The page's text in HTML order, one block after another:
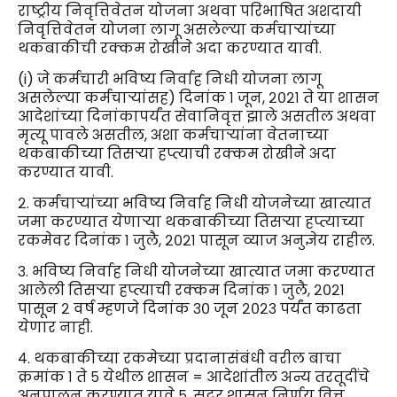
राष्ट्रीय निवृत्तिवेतन योजना अथवा परिभाषित अशदायी
निवृत्तिवेतन योजना लागू असलेल्या कर्मचाऱ्यांच्या
थकबाकीची रक्कम रोखीने अदा करण्यात यावी.
(i) जे कर्मचारी भविष्य निर्वाह निधी योजना लागू
असलेल्या कर्मचाऱ्यांसह) दिनांक १ जून, २०२१ ते या शासन
आदेशांच्या दिनांकापर्यंत सेवानिवृत्त झाले असतील अथवा
मृत्यू पावले असतील, अशा कर्मचाऱ्यांना वेतनाच्या
थकबाकीच्या तिसऱ्या हप्त्याची रक्कम रोखीने अदा
करण्यात यावी.
२. कर्मचाऱ्यांच्या भविष्य निर्वाह निधी योजनेच्या खात्यात
जमा करण्यात येणाऱ्या थकबाकीच्यातिसऱ्या हप्त्याच्या
रकमेवर दिनांक १ जुलै, २०२१ पासून व्याज अनुज्ञेय राहील.
३. भविष्य निर्वाह निधी योजनेच्या खात्यात जमा करण्यात
आलेली तिसऱ्या हप्त्याची रक्कम दिनांक १ जुलै, २०२१
पासून २ वर्ष म्हणजे दिनांक ३० जून २०२३ पर्यंत काढता
येणार नाही.
४. थकबाकीच्या रकमेच्या प्रदानासंबंधी वरील बाचा
क्रमांक १ ते ५ येथील शासन = आदेशांतील अन्य तरतूदींचे